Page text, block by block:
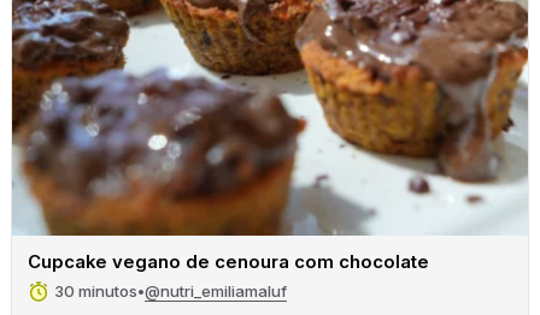
Cupcake vegano de cenoura com chocolate
30 minutos•@nutri_emiliamaluf